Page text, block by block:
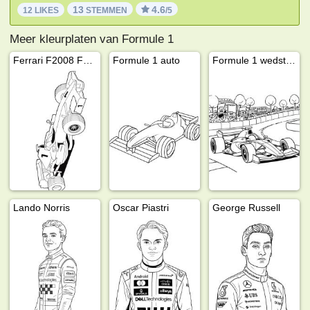
12 LIKES 13 STEMMEN 4.6/5
Meer kleurplaten van Formule 1
Formule 1 auto
Lando Norris Oscar Piastri George Russell